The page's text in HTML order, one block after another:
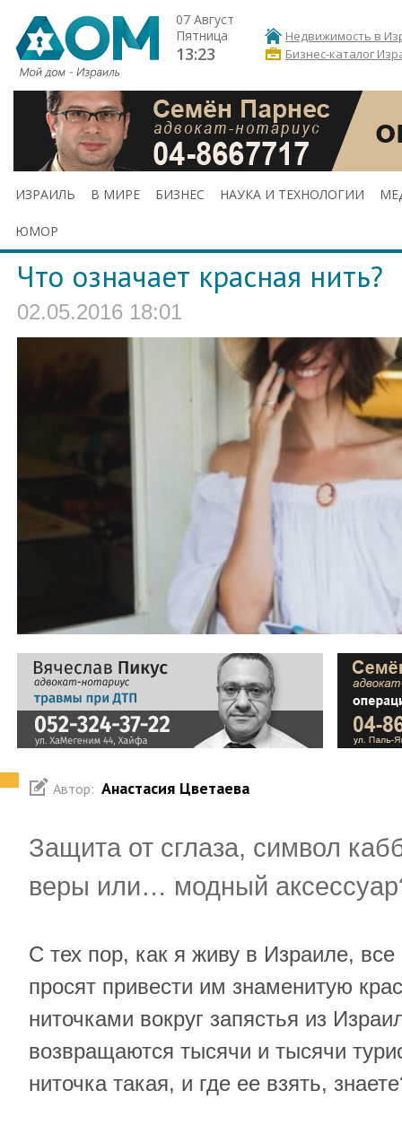
07 Август
Пятница
13:23
Недвижимость в
Бизнес-каталог
ИЗРАИЛЬ В МИРЕ БИЗНЕС НАУКА И ТЕХНОЛОГИИ
ЮМОР
Что означает красная нить?
02.05.2016 18:01
Автор: Анастасия Цветаева
Защита от сглаза, символ
веры или… модный
C тех пор, как я живу в Израиле, все
просят привести им знаменитую
ниточками вокруг запястья из
возвращаются тысячи и тысячи
ниточка такая, и где ее взять,